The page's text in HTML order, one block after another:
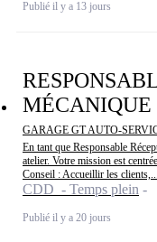
Publié il y a 13 jours
MÉCANIQUE
GARAGE GT AUTO-
En tant que Responsable
atelier. Votre mission est
Conseil : Accueillir les clients,...
CDD - Temps plein
Publié il y a 20 jours